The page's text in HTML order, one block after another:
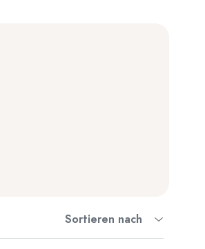
Sortieren nach